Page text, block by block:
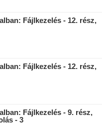
Fájlkezelés - 12. rész,
Fájlkezelés - 12. rész,
Fájlkezelés - 9. rész,
- 3